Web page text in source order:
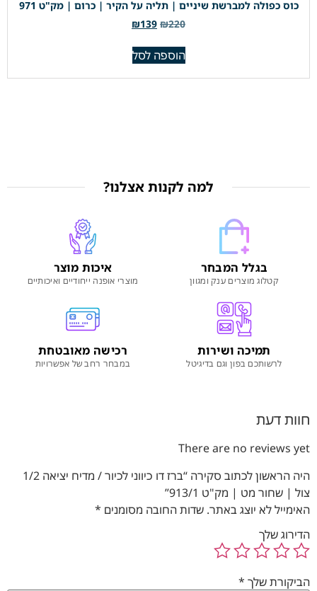
כוס כפולה למברשת שיניים | תליה על הקיר | כרום | מק"ט 971
₪220
₪139
הוספה לסל
למה לקנות אצלנו?
בגלל המבחר
קטלוג מוצרים ענק ומגוון
איכות מוצר
מוצרי אופנה ייחודיים ואיכותיים
תמיכה ושירות
לרשותכם בפון וגם בדיגיטל
רכישה מאובטחת
במבחר רחב של אפשרויות
חוות דעת
There are no reviews yet
היה הראשון לכתוב סקירה “ברז דו כיווני לכיור / מדיח יציאה 1/2
צול | שחור מט | מק"ט 913/1”
האימייל לא יוצג באתר. שדות החובה מסומנים *
הדירוג שלך
הביקורת שלך *